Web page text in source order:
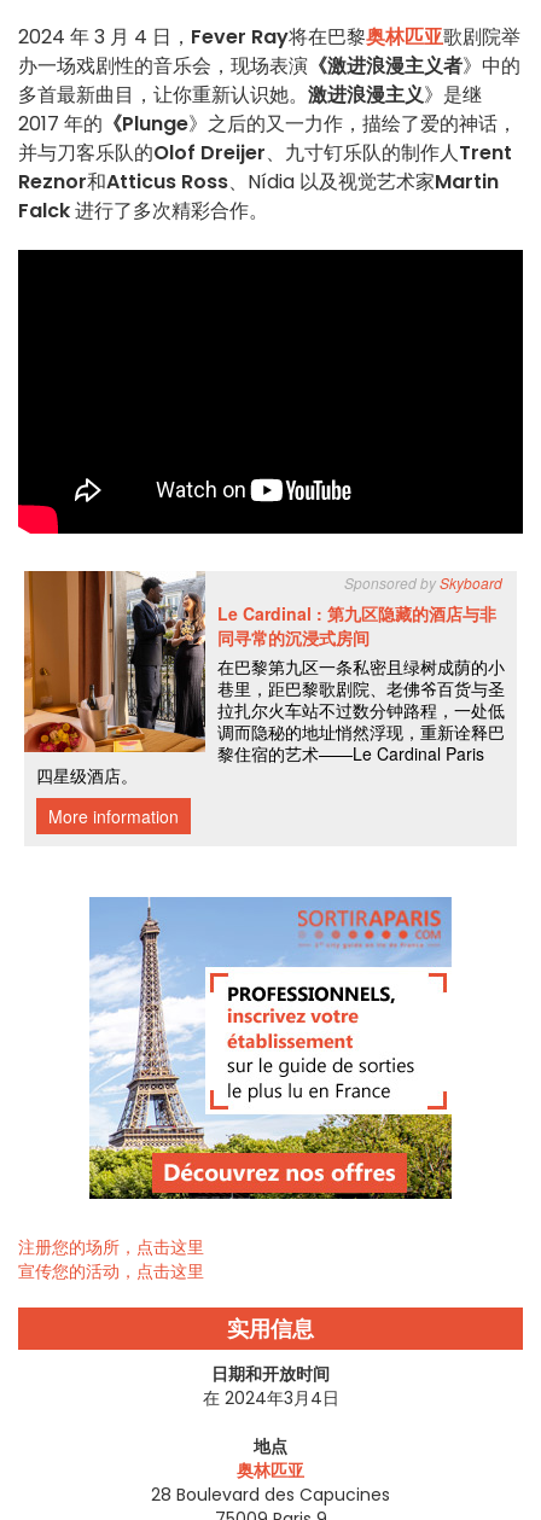
2024 年 3 月 4 日， Fever Ray将在巴黎奥林匹亚歌剧院举
办一场戏剧性的音乐会，现场表演 《激进浪漫主义者》中的
多首最新曲目，让你重新认识她。 激进浪漫主义》是继
2017 年的 《Plunge》之后的又一力作，描绘了爱的神话，
并与刀客乐队的Olof Dreijer、九寸钉乐队的制作人Trent
Reznor和Atticus Ross、Nídia 以及视觉艺术家Martin
Falck进行了多次精彩合作。
注册您的场所，点击这里
宣传您的活动，点击这里
实用信息
日期和开放时间
在 2024年3月4日
地点
奥林匹亚
28 Boulevard des Capucines